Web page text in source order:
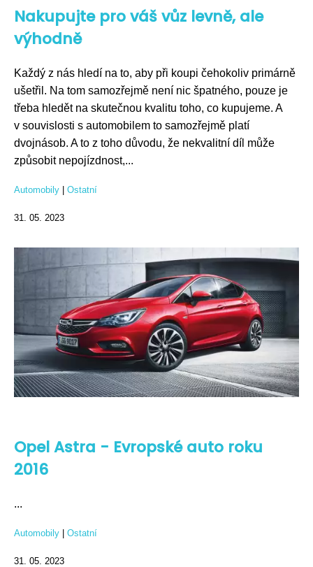
Nakupujte pro váš vůz levně, ale
výhodně
Každý z nás hledí na to, aby při koupi čehokoliv primárně
ušetřil. Na tom samozřejmě není nic špatného, pouze je
třeba hledět na skutečnou kvalitu toho, co kupujeme. A
v souvislosti s automobilem to samozřejmě platí
dvojnásob. A to z toho důvodu, že nekvalitní díl může
způsobit nepojízdnost,...
Automobily Ostatní
31. 05. 2023
Opel Astra - Evropské auto roku
2016
...
Automobily Ostatní
31. 05. 2023